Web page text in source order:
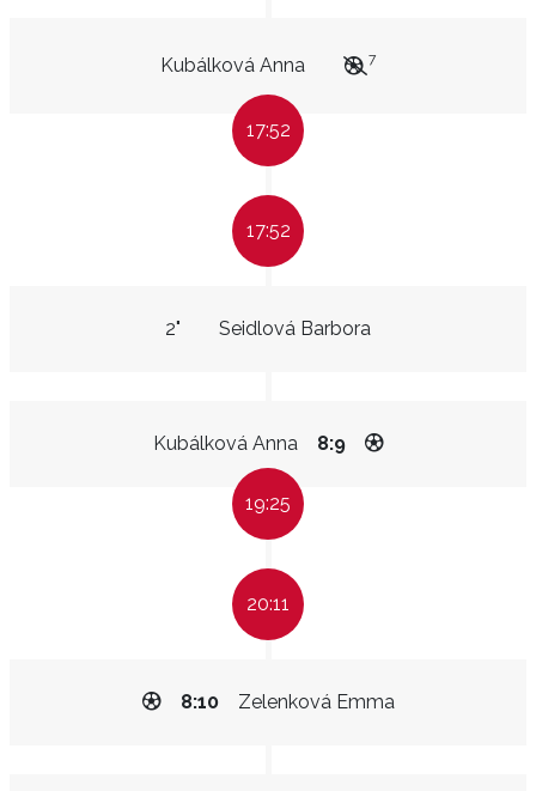
Kubálková Anna 7
17:52
17:52
Seidlová Barbora
2"
Kubálková Anna 8:9
19:25
20:11
Zelenková Emma
8:10